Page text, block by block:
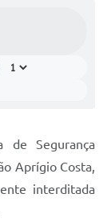
de Segurança
Aprígio Costa,
interditada